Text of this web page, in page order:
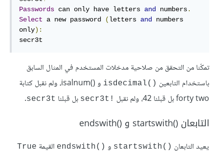
Passwords can only have letters and numbers.
Select a new password (letters and
numbers
only):
secr3t
تمكّنا من التحقق من صلاحية مدخلات المستخدم في المثال السابق
باستخدام التابعين isdecimal()‎ و isalnum()
، ولم نقبل كتابة
forty two بل قبلنا 42، ولم نقبل
secr3t!‎ بل قبلنا secr3t
.
التابعان startswith()‎ و endswith()‎
يعيد التابعان startswith()‎ و endswith()‎ القيمة True